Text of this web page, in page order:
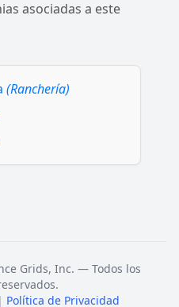
asociadas a este
(Ranchería)
Grids, Inc. — Todos los
| Política de Privacidad